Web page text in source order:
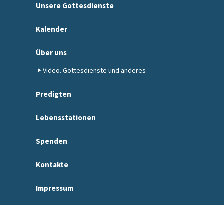
Unsere Gottesdienste
Kalender
Über uns
Video. Gottesdienste und anderes
Predigten
Lebensstationen
Spenden
Kontakte
Impressum